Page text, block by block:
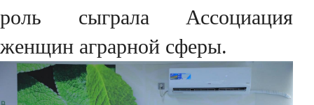
роль сыграла Ассоциация
женщин аграрной сферы.